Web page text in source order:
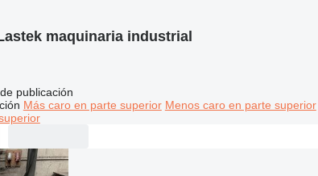
maquinaria industrial
publicación
Más caro en parte superior Menos caro en parte superior